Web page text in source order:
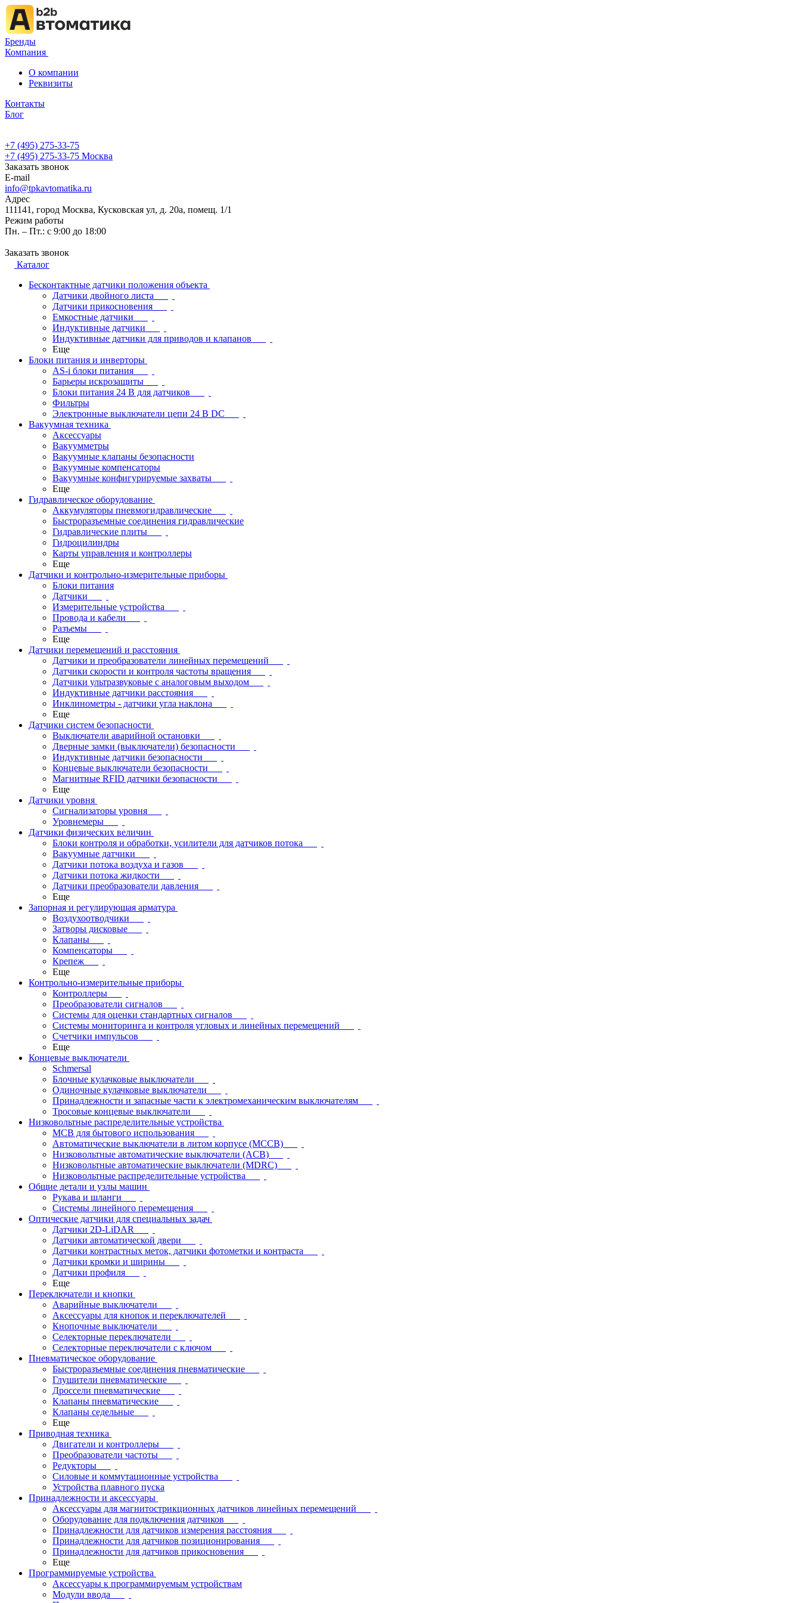
Бренды
Компания
О компании
Реквизиты
Контакты
Блог
+7 (495) 275-33-75
+7 (495) 275-33-75 Москва
Заказать звонок
E-mail
info@tpkavtomatika.ru
Адрес
111141, город Москва, Кусковская ул, д. 20а, помещ. 1/1
Режим работы
Пн. – Пт.: с 9:00 до 18:00
Заказать звонок
Каталог
Бесконтактные датчики положения объекта
Датчики двойного листа
Датчики прикосновения
Емкостные датчики
Индуктивные датчики
Индуктивные датчики для приводов и клапанов
Еще
Блоки питания и инверторы
AS-i блоки питания
Барьеры искрозащиты
Блоки питания 24 В для датчиков
Фильтры
Электронные выключатели цепи 24 В DC
Вакуумная техника
Аксессуары
Вакуумметры
Вакуумные клапаны безопасности
Вакуумные компенсаторы
Вакуумные конфигурируемые захваты
Еще
Гидравлическое оборудование
Аккумуляторы пневмогидравлические
Быстроразъемные соединения гидравлические
Гидравлические плиты
Гидроцилиндры
Карты управления и контроллеры
Еще
Датчики и контрольно-измерительные приборы
Блоки питания
Датчики
Измерительные устройства
Провода и кабели
Разъемы
Еще
Датчики перемещений и расстояния
Датчики и преобразователи линейных перемещений
Датчики скорости и контроля частоты вращения
Датчики ультразвуковые с аналоговым выходом
Индуктивные датчики расстояния
Инклинометры - датчики угла наклона
Еще
Датчики систем безопасности
Выключатели аварийной остановки
Дверные замки (выключатели) безопасности
Индуктивные датчики безопасности
Концевые выключатели безопасности
Магнитные RFID датчики безопасности
Еще
Датчики уровня
Сигнализаторы уровня
Уровнемеры
Датчики физических величин
Блоки контроля и обработки, усилители для датчиков потока
Вакуумные датчики
Датчики потока воздуха и газов
Датчики потока жидкости
Датчики преобразователи давления
Еще
Запорная и регулирующая арматура
Воздухоотводчики
Затворы дисковые
Клапаны
Компенсаторы
Крепеж
Еще
Контрольно-измерительные приборы
Контроллеры
Преобразователи сигналов
Системы для оценки стандартных сигналов
Системы мониторинга и контроля угловых и линейных перемещений
Счетчики импульсов
Еще
Концевые выключатели
Schmersal
Блочные кулачковые выключатели
Одиночные кулачковые выключатели
Принадлежности и запасные части к электромеханическим выключателям
Тросовые концевые выключатели
Низковольтные распределительные устройства
MCB для бытового использования
Автоматические выключатели в литом корпусе (MCCB)
Низковольтные автоматические выключатели (ACB)
Низковольтные автоматические выключатели (MDRC)
Низковольтные распределительные устройства
Общие детали и узлы машин
Рукава и шланги
Системы линейного перемещения
Оптические датчики для специальных задач
Датчики 2D-LiDAR
Датчики автоматической двери
Датчики контрастных меток, датчики фотометки и контраста
Датчики кромки и ширины
Датчики профиля
Еще
Переключатели и кнопки
Аварийные выключатели
Аксессуары для кнопок и переключателей
Кнопочные выключатели
Селекторные переключатели
Селекторные переключатели с ключом
Пневматическое оборудование
Быстроразъемные соединения пневматические
Глушители пневматические
Дроссели пневматические
Клапаны пневматические
Клапаны седельные
Еще
Приводная техника
Двигатели и контроллеры
Преобразователи частоты
Редукторы
Силовые и коммутационные устройства
Устройства плавного пуска
Принадлежности и аксессуары
Аксессуары для магнитострикционных датчиков линейных перемещений
Оборудование для подключения датчиков
Принадлежности для датчиков измерения расстояния
Принадлежности для датчиков позиционирования
Принадлежности для датчиков прикосновения
Еще
Программируемые устройства
Аксессуары к программируемым устройствам
Модули ввода